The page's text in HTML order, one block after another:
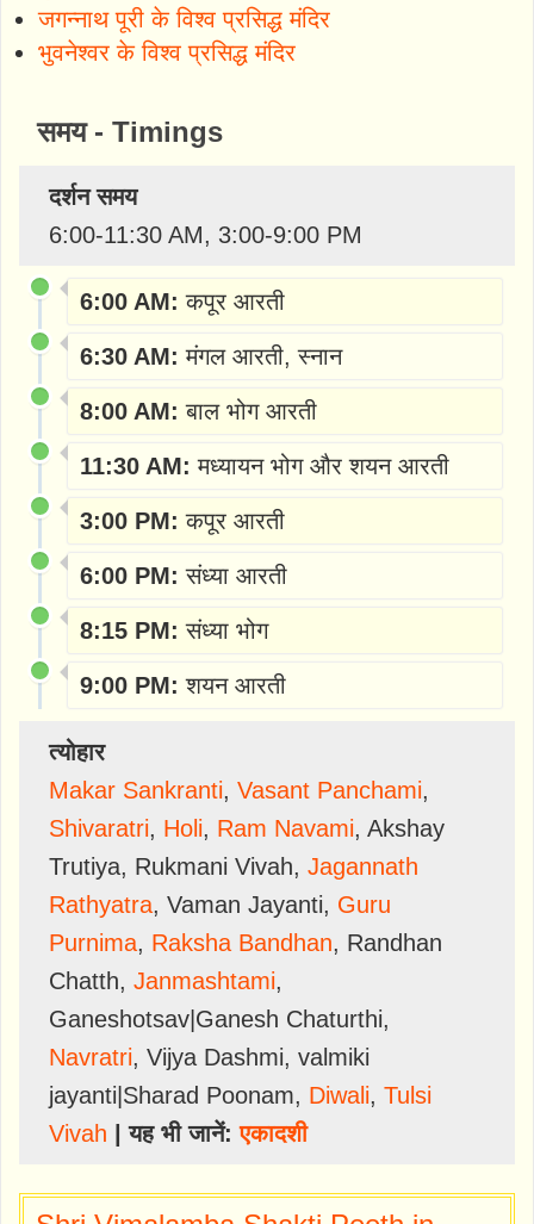
जगन्नाथ पूरी के विश्व प्रसिद्ध मंदिर
भुवनेश्वर के विश्व प्रसिद्ध मंदिर
समय - Timings
दर्शन समय
6:00-11:30 AM, 3:00-9:00 PM
6:00 AM:कपूर आरती
6:30 AM:मंगल आरती, स्नान
8:00 AM:बाल भोग आरती
11:30 AM:मध्यायन भोग और शयन आरती
3:00 PM:कपूर आरती
6:00 PM:संध्या आरती
8:15 PM:संध्या भोग
9:00 PM:शयन आरती
त्योहार
Makar Sankranti, Vasant Panchami,
Shivaratri, Holi, Ram Navami, Akshay
Trutiya, Rukmani Vivah, Jagannath
Rathyatra, Vaman Jayanti, Guru
Purnima, Raksha Bandhan, Randhan
Chatth, Janmashtami,
Ganeshotsav|Ganesh Chaturthi,
Navratri, Vijya Dashmi, valmiki
jayanti|Sharad Poonam, Diwali, Tulsi
Vivah | यह भी जानें:एकादशी